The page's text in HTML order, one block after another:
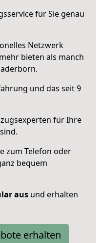
für Sie genau
Netzwerk
bieten als manch
und das seit 9
für Ihre
zum Telefon oder
bequem
aus und erhalten
erhalten